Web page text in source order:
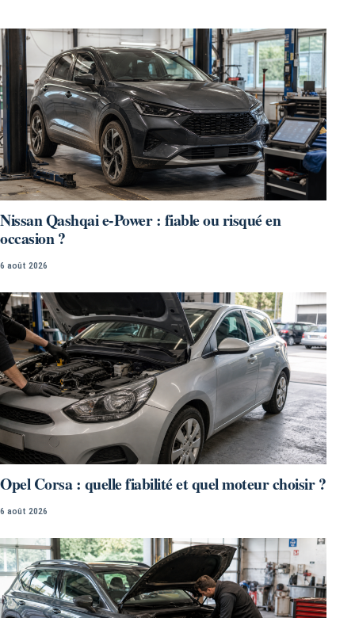
Nissan Qashqai e-Power : fiable ou risqué en
occasion ?
6 août 2026
Opel Corsa : quelle fiabilité et quel moteur choisir ?
6 août 2026